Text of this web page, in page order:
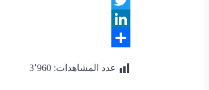
Twitter
LinkedIn
عدد المشاهدات: 3٬960